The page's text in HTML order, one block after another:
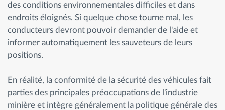
Calculatrice d’économies
des conditions environnementales difficiles et dans
endroits éloignés. Si quelque chose tourne mal, les
conducteurs devront pouvoir demander de l'aide et
informer automatiquement les sauveteurs de leurs
positions.
En réalité, la conformité de la sécurité des véhicules fait
parties des principales préoccupations de l'industrie
minière et intègre généralement la politique générale des